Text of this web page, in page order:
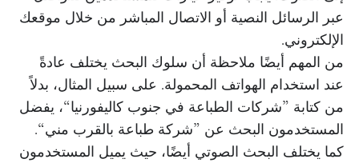
عبر الرسائل النصية أو الاتصال المباشر من خلال موقعك
الإلكتروني.
من المهم أيضًا ملاحظة أن سلوك البحث يختلف عادةً
عند استخدام الهواتف المحمولة. على سبيل المثال، بدلاً
من كتابة ”شركات الطباعة في جنوب كاليفورنيا“، يفضل
المستخدمون البحث عن ”شركة طباعة بالقرب مني“.
كما يختلف البحث الصوتي أيضًا، حيث يميل المستخدمون